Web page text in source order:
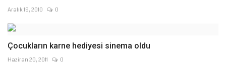
Aralık 19, 2010 0
Haziran 20, 2011 0